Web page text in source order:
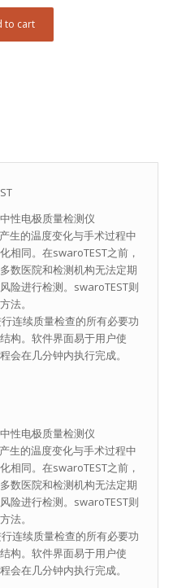
to cart
性电极质量检测仪
生的温度变化与手术过程中
相同。在swaroTEST之前，
数医院和检测机构无法定期
险进行检测。swaroTEST则
法。
连续质量检查的所有必要功
构。软件界面易于用户使
会在几分钟内执行完成。
性电极质量检测仪
生的温度变化与手术过程中
相同。在swaroTEST之前，
数医院和检测机构无法定期
险进行检测。swaroTEST则
法。
连续质量检查的所有必要功
构。软件界面易于用户使
会在几分钟内执行完成。